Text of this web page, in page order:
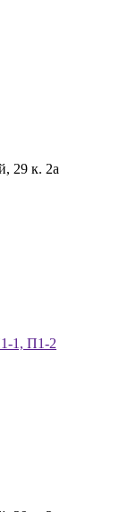
29 к. 2а
1, П1-2